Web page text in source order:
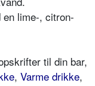
lime-, citron-
til din bar,
, Varme drikke,